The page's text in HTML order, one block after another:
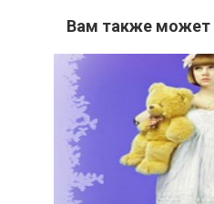
Вам также может